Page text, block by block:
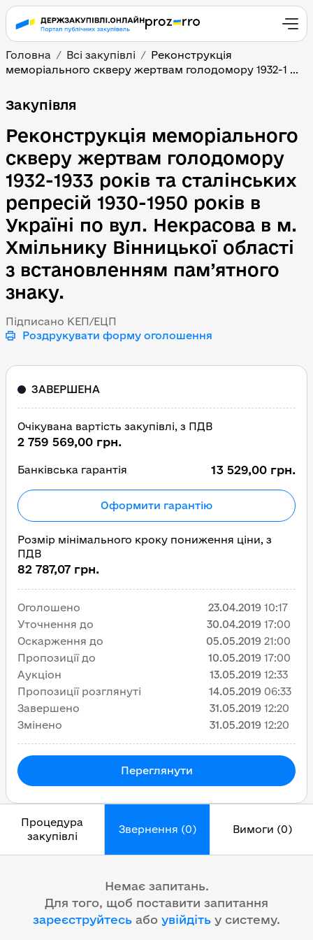
Головна Всі закупівлі
Реконструкція
меморіального скверу жертвам голодомору 1932-1 ...
Реконструкція
Закупівля
Реконструкція меморіального
скверу жертвам голодомору
1932-1933 років та сталінських
репресій 1930-1950 років в
Україні по вул. Некрасова в м.
Хмільнику Вінницької області
з встановленням пам’ятного
Підписано КЕП/ЕЦП
Роздрукувати форму оголошення
Процедура
закупівлі
Звернення (0) Вимоги (0)
Немає запитань.
Для того, щоб поставити запитання
зареєструйтесь або увійдіть у систему.
ЗАВЕРШЕНА
Очікувана вартість закупівлі, з ПДВ
2 759 569,00 грн.
Банківська гарантія 13 529,00 грн.
Оформити гарантію
Розмір мінімального кроку пониження ціни, з
ПДВ
82 787,07 грн.
Оголошено 23.04.2019 10:17
Уточнення до
30.04.2019 17:00
Оскарження до
05.05.2019 21:00
Пропозиції до
10.05.2019 17:00
Аукціон
13.05.2019 12:33
Пропозиції розглянуті
14.05.2019 06:33
Завершено
31.05.2019 12:20
Змінено
31.05.2019 12:20
Переглянути